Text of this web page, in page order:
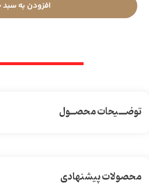
افزودن به سبد
توضـــیحات محصــول
محصولات پیشنهادی